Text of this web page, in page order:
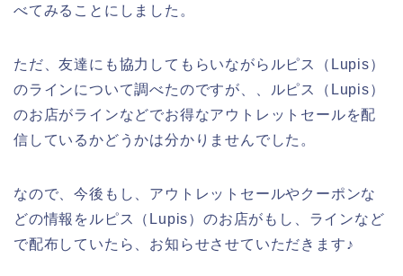
べてみることにしました。
ただ、友達にも協力してもらいながらルピス（Lupis）
のラインについて調べたのですが、、ルピス（Lupis）
のお店がラインなどでお得なアウトレットセールを配
信しているかどうかは分かりませんでした。
なので、今後もし、アウトレットセールやクーポンな
どの情報をルピス（Lupis）のお店がもし、ラインなど
で配布していたら、お知らせさせていただきます♪